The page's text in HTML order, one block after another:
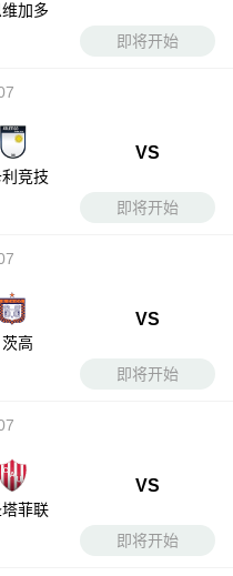
维加多
即将开始
竞技
VS
即将开始
茨高
VS
即将开始
菲联
VS
即将开始